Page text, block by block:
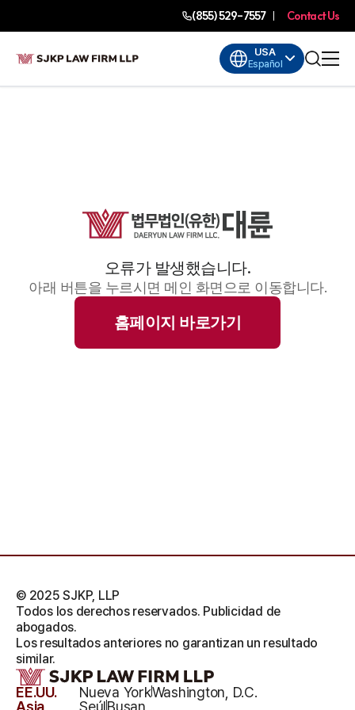
(855) 529-7557 Contact Us
USA
Español
오류가 발생했습니다.
아래 버튼을 누르시면 메인 화면으로 이동합니다.
홈페이지 바로가기
EE.UU. Nueva YorkWashington, D.C.
© 2025 SJKP, LLP
Todos los derechos reservados. Publicidad de
abogados.
Los resultados anteriores no garantizan un resultado
similar.